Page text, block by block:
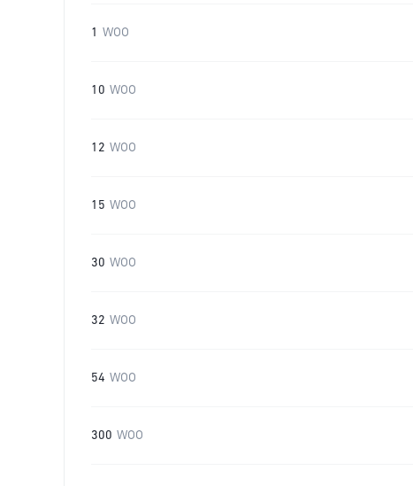
1 WOO
10 WOO
12 WOO
15 WOO
30 WOO
32 WOO
54 WOO
300 WOO